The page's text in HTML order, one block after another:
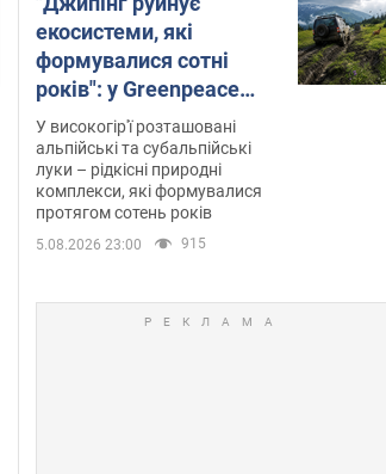
екосистеми, які
формувалися сотні
років": у Greenpeace
забили на сполох
У високогір'ї розташовані
альпійські та субальпійські
луки – рідкісні природні
комплекси, які формувалися
протягом сотень років
5.08.2026 23:00 915